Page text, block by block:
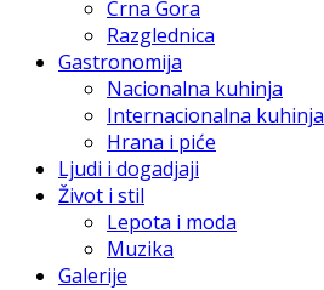
Crna Gora
Razglednica
Gastronomija
Nacionalna kuhinja
Internacionalna kuhinja
Hrana i piće
Ljudi i dogadjaji
Život i stil
Lepota i moda
Muzika
Galerije